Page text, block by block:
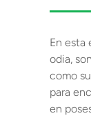
En esta
odia,
como
para
en